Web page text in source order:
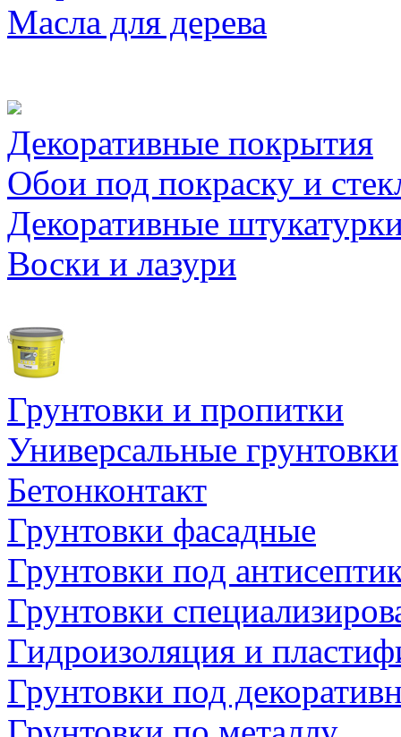
Масла для дерева
Декоративные покрытия
Обои под покраску и
Декоративные
Воски и лазури
Грунтовки и пропитки
Универсальные грунтовки
Бетонконтакт
Грунтовки фасадные
Грунтовки под
Грунтовки
Гидроизоляция и
Грунтовки под